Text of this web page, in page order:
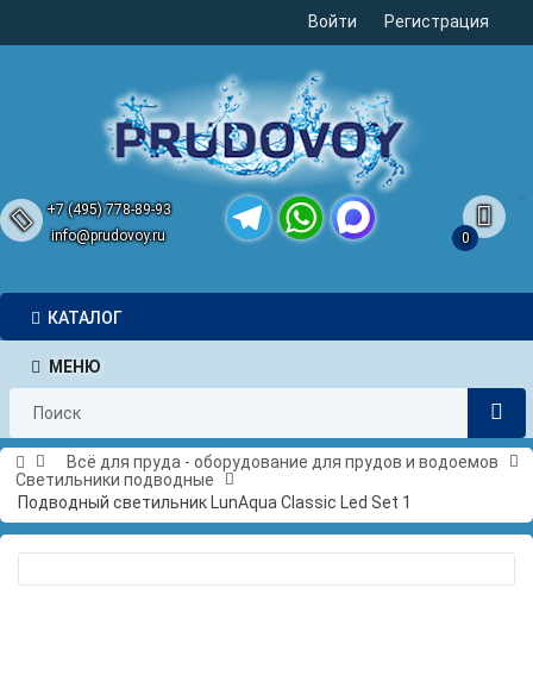
Войти Регистрация
+7 (495) 778-89-93
info@prudovoy.ru
0
КАТАЛОГ
МЕНЮ
Всё для пруда - оборудование для прудов и водоемов
Светильники подводные
Подводный светильник LunAqua Classic Led Set 1